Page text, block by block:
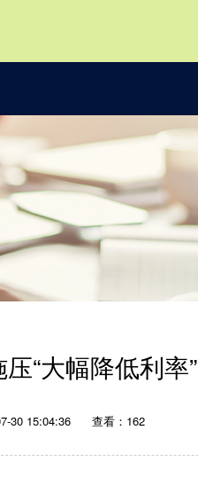
“大幅降低利率”
30 15:04:36 查看：162